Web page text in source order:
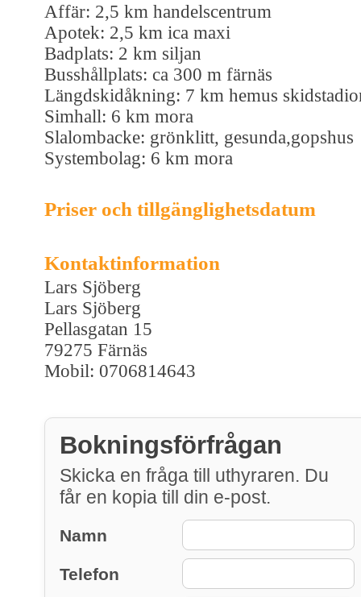
Affär: 2,5 km handelscentrum
Apotek: 2,5 km ica maxi
Badplats: 2 km siljan
Busshållplats: ca 300 m färnäs
Längdskidåkning: 7 km hemus
Simhall: 6 km mora
Slalombacke: grönklitt, gesunda,gopshus
Systembolag: 6 km mora
Priser och tillgänglighetsdatum
Kontaktinformation
Lars Sjöberg
Lars Sjöberg
Pellasgatan 15
79275 Färnäs
Mobil: 0706814643
Bokningsförfrågan
Skicka en fråga till uthyraren. Du
får en kopia till din e-post.
Namn
Telefon